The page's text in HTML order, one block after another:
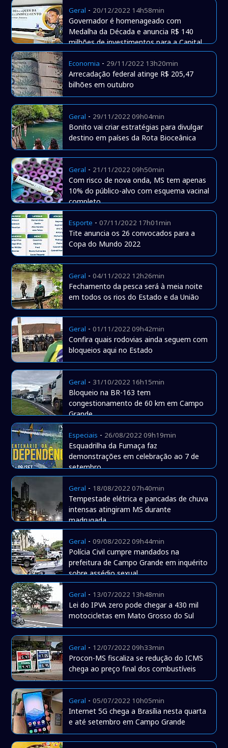
Geral - 20/12/2022 14h58min
Governador é homenageado com
Medalha da Década e anuncia R$ 140
milhões de investimentos para a Capital
Economia - 29/11/2022 13h20min
Arrecadação federal atinge R$ 205,47
bilhões em outubro
Geral - 29/11/2022 09h04min
Bonito vai criar estratégias para divulgar
destino em países da Rota Bioceânica
Geral - 21/11/2022 09h50min
Com risco de nova onda, MS tem apenas
10% do público-alvo com esquema vacinal
completo
Esporte -07/11/2022 17h01min
Tite anuncia os 26 convocados para a
Copa do Mundo 2022
Geral -04/11/2022 12h26min
Fechamento da pesca será à meia noite
em todos os rios do Estado e da União
Geral -01/11/2022 09h42min
Confira quais rodovias ainda seguem com
bloqueios aqui no Estado
Geral - 31/10/2022 16h15min
Bloqueio na BR-163 tem
congestionamento de 60 km em Campo
Grande
Especiais - 26/08/2022 09h19min
Esquadrilha da Fumaça faz
demonstrações em celebração ao 7 de
setembro
Geral - 18/08/2022 07h40min
Tempestade elétrica e pancadas de chuva
intensas atingiram MS durante
madrugada
Geral -09/08/2022 09h44min
Polícia Civil cumpre mandados na
prefeitura de Campo Grande em inquérito
sobre assédio sexual
Geral - 13/07/2022 13h48min
Lei do IPVA zero pode chegar a 430 mil
motocicletas em Mato Grosso do Sul
Geral - 12/07/2022 09h33min
Procon-MS fiscaliza se redução do ICMS
chega ao preço final dos combustíveis
Geral -05/07/2022 10h05min
Internet 5G chega a Brasília nesta quarta
e até setembro em Campo Grande